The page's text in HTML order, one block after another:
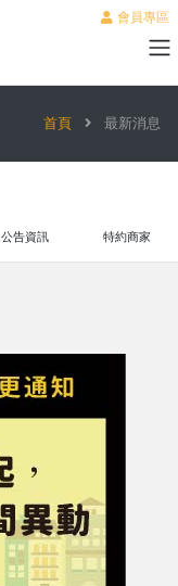
會員專區
首頁 最新消息
公告資訊 特約商家